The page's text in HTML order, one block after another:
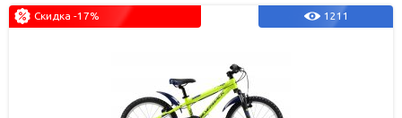
1211
Скидка -17%